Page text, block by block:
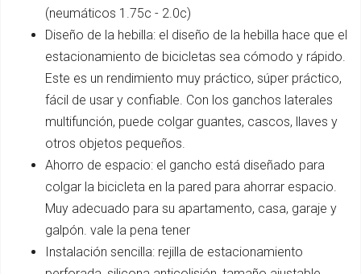
(neumáticos 1.75c - 2.0c)
Diseño de la hebilla: el diseño de la hebilla hace que el
estacionamiento de bicicletas sea cómodo y rápido.
Este es un rendimiento muy práctico, súper práctico,
fácil de usar y confiable. Con los ganchos laterales
multifunción, puede colgar guantes, cascos, llaves y
otros objetos pequeños.
Ahorro de espacio: el gancho está diseñado para
colgar la bicicleta en la pared para ahorrar espacio.
Muy adecuado para su apartamento, casa, garaje y
galpón. vale la pena tener
Instalación sencilla: rejilla de estacionamiento